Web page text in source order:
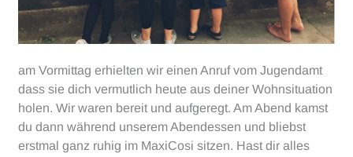
am Vormittag erhielten wir einen Anruf vom Jugendamt
dass sie dich vermutlich heute aus deiner Wohnsituation
holen. Wir waren bereit und aufgeregt. Am Abend kamst
du dann während unserem Abendessen und bliebst
erstmal ganz ruhig im MaxiCosi sitzen. Hast dir alles